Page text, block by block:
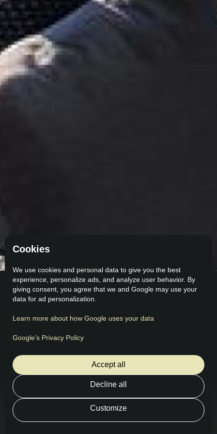
Cookies
We use cookies and personal data to give you the best
experience, personalize ads, and analyze user behavior. By
giving consent, you agree that we and Google may use your
data for ad personalization.
Learn more about how Google uses your data
Google’s Privacy Policy
Decline all
Customize
Accept all
Comentarios
Lo que dicen nuestros clientes